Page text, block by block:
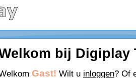
bij Digiplay
Gast! Wilt u inloggen? Of